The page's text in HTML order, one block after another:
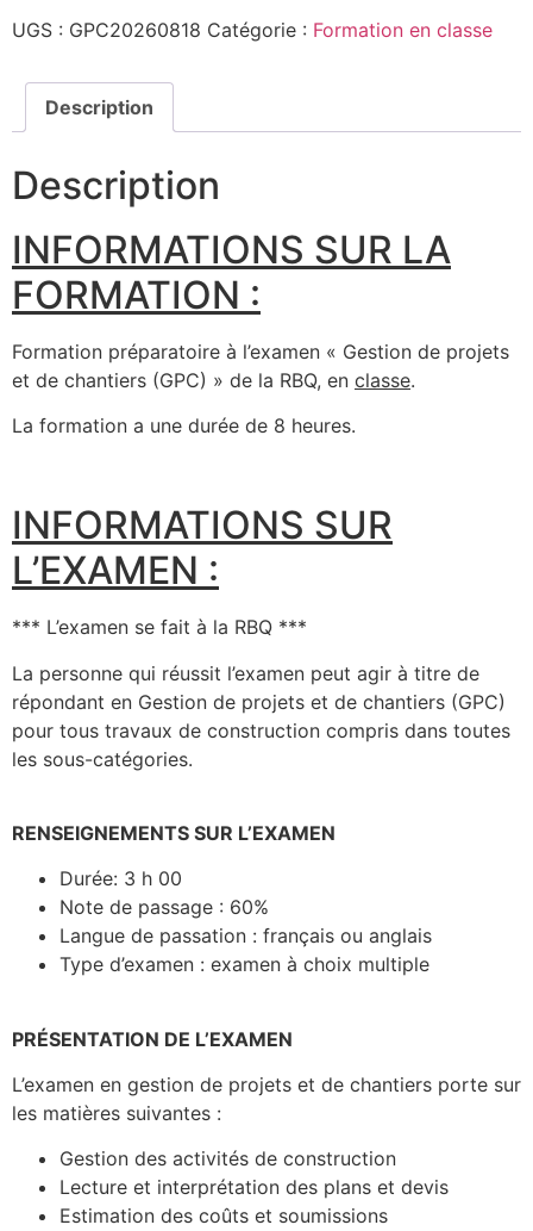
UGS : GPC20260818 Catégorie : Formation en classe
Description
Description
INFORMATIONS SUR LA
FORMATION :
Formation préparatoire à l’examen « Gestion de projets
et de chantiers (GPC) » de la RBQ, en classe.
La formation a une durée de 8 heures.
INFORMATIONS SUR
L’EXAMEN :
*** L’examen se fait à la RBQ ***
La personne qui réussit l’examen peut agir à titre de
répondant en Gestion de projets et de chantiers (GPC)
pour tous travaux de construction compris dans toutes
les sous-catégories.
RENSEIGNEMENTS SUR L’EXAMEN
Durée: 3 h 00
Note de passage : 60%
Langue de passation : français ou anglais
Type d’examen : examen à choix multiple
PRÉSENTATION DE L’EXAMEN
L’examen en gestion de projets et de chantiers porte sur
les matières suivantes :
Gestion des activités de construction
Lecture et interprétation des plans et devis
Estimation des coûts et soumissions